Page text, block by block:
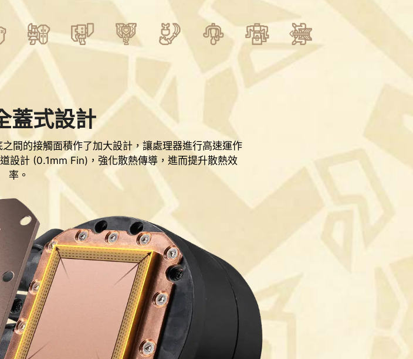
蓋式設計
間的接觸面積作了加大設計，讓處理器進行高速運作
設計 (0.1mm Fin)，強化散熱傳導，進而提升散熱效
率。